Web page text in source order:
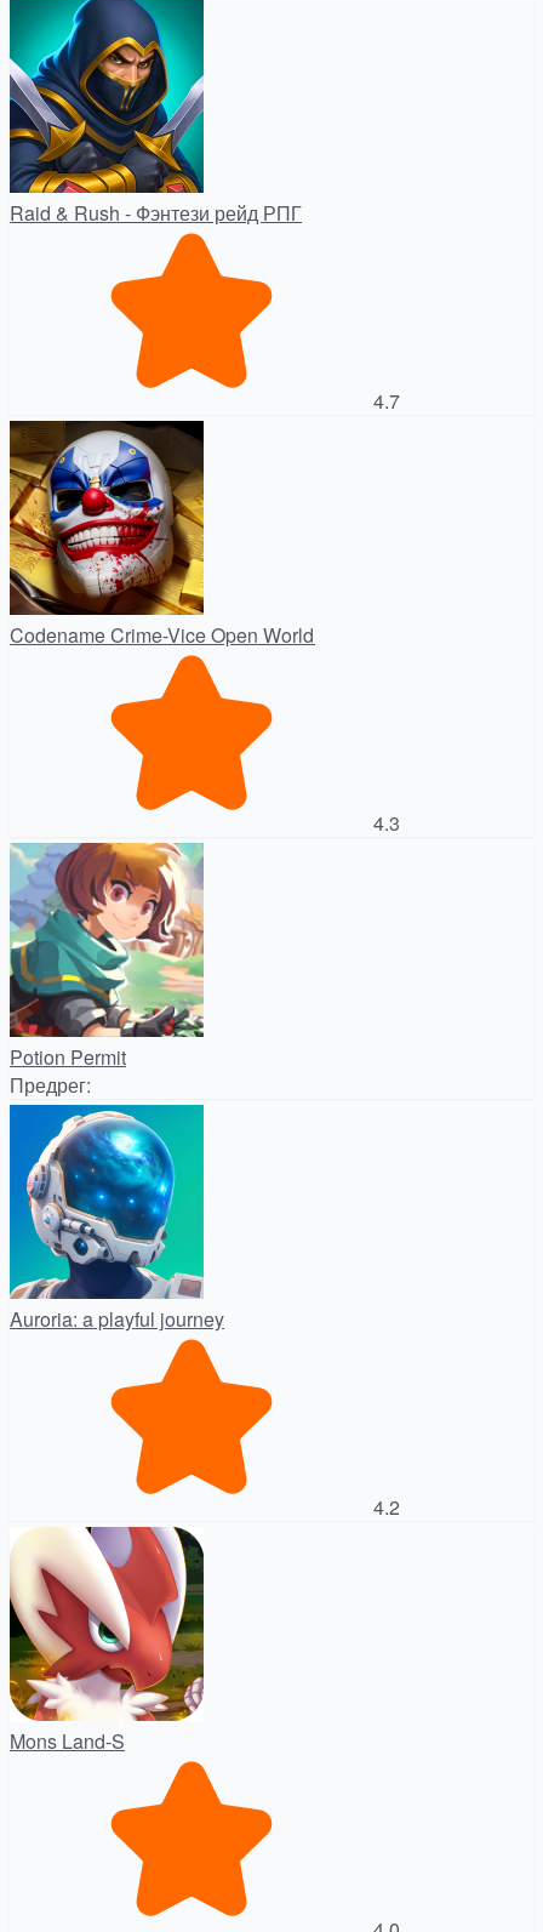
Raid & Rush - Фэнтези рейд РПГ
4.7
Codename Crime-Vice Open World
4.3
Potion Permit
Предрег:
Auroria: a playful journey
4.2
Mons Land-S